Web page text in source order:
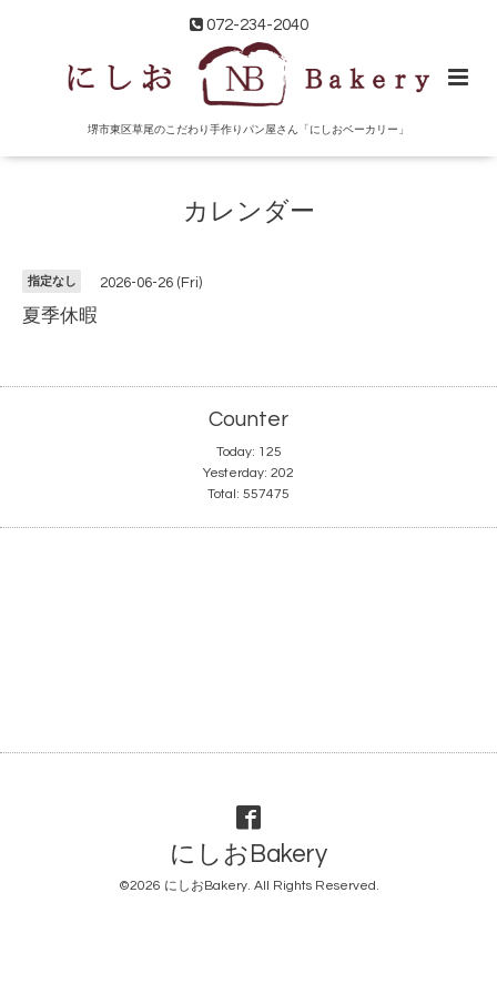
072-234-2040
堺市東区草尾のこだわり手作りパン屋さん「にしおベーカリー」
カレンダー
指定なし 2026-06-26 (Fri)
夏季休暇
Counter
Today: 125
Yesterday: 202
Total: 557475
にしおBakery
©2026 にしおBakery. All Rights Reserved.